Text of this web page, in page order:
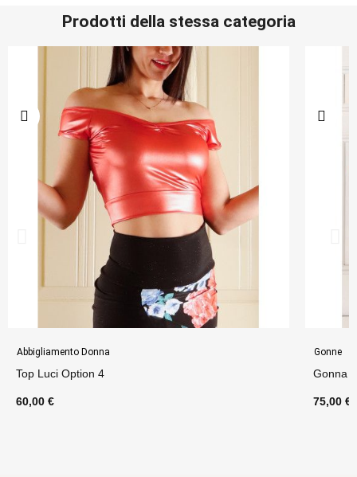
Prodotti della stessa categoria
Abbigliamento Donna
Top Luci Option 4
60,00 €
Gonne
Gonna
75,00 €